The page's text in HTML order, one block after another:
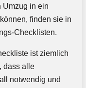
Umzug in ein
finden sie in
Checklisten.
ist ziemlich
dass alle
notwendig und